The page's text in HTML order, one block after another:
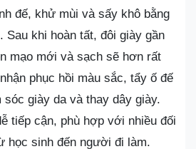
đế, khử mùi và sấy khô bằng
Sau khi hoàn tất, đôi giày gần
mạo mới và sạch sẽ hơn rất
phục hồi màu sắc, tẩy ố đế
giày da và thay dây giày.
tiếp cận, phù hợp với nhiều đối
học sinh đến người đi làm.